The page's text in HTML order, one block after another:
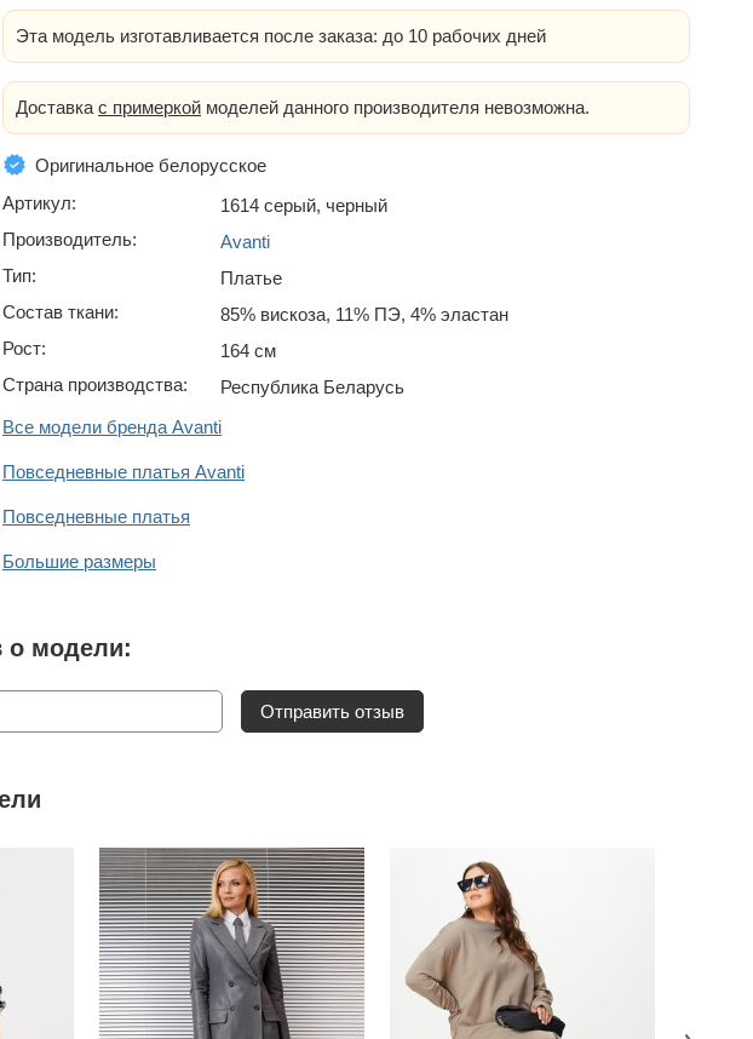
Эта модель изготавливается после заказа: до 10 рабочих дней
Доставка с примеркой моделей данного производителя невозможна.
Оригинальное белорусское
Артикул:
1614 серый, черный
Производитель:
Avanti
Тип:
Платье
Состав ткани:
85% вискоза, 11% ПЭ, 4% эластан
Рост:
164 см
Страна производства:
Республика Беларусь
Все модели бренда Avanti
Повседневные платья Avanti
Повседневные платья
Большие размеры
о модели:
Отправить отзыв